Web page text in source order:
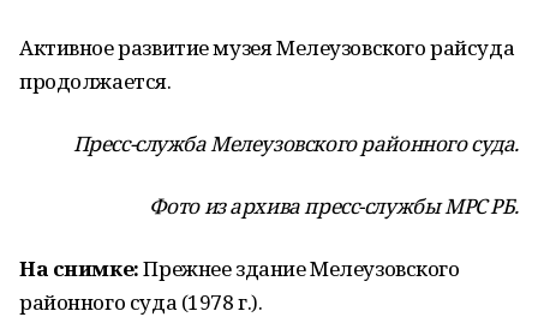
Активное развитие музея Мелеузовского райсуда
продолжается.
Пресс-служба Мелеузовского районного суда.
Фото из архива пресс-службы МРС РБ.
На снимке:Прежнее здание Мелеузовского
районного суда (1978 г.).